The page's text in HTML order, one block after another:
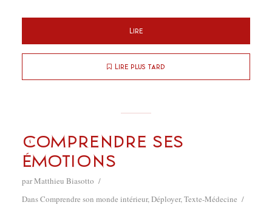
Lire
Lire plus tard
Comprendre ses
émotions
parMatthieu Biasotto
DansComprendre son monde intérieur, Déployer, Texte-Médecine